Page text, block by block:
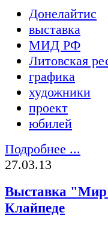
Донелайтис
выставка
МИД РФ
Литовская
графика
художники
проект
юбилей
Подробнее ...
27.03.13
Выставка "Мир
Клайпеде